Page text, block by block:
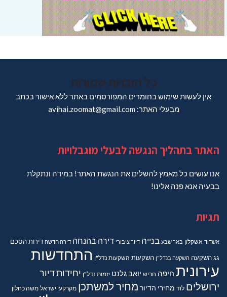
כל הזכויות שמורות
אין לעשות שימוש בחומרים המפורסמים באתר ללא אישור בכתב
מבעלי האתר: avihai.zoomat@gmail.com
האתר בתהליך הנגשה לבעלי מוגבלויות
אנו עושים כל מאמץ להשלים את הנגשת האתר! במידה ונתקלת
בבעיה אנא פנה אלינו!
תגיות
אשדוד אשקלון באר שבע בנייה דיור ציבורי דירה בהנחה דירה חדשה דירותהסכם
גגהשקעה השקעה בנדל"ן השקעות השקעות נדל"ן התחדשות
עירונית חיפה חריש יואב גלנט יזמות נדל"ן יחידות דיור
ירושלים לוד מחירי הדיור מחיר למשתכן מקרקעי ישראל משה כחלון